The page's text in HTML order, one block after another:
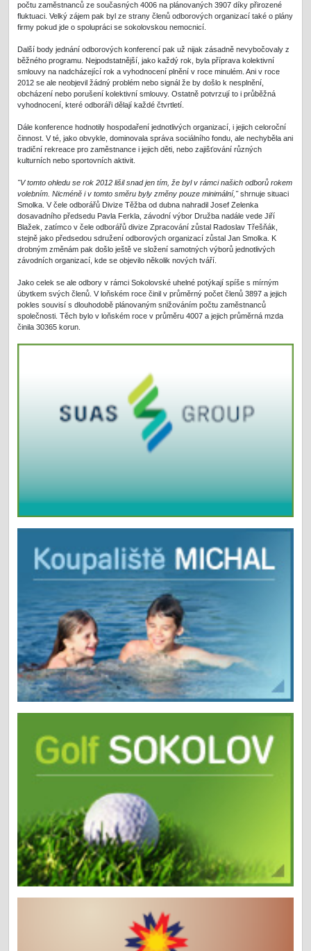
počtu zaměstnanců ze současných 4006 na plánovaných 3907 díky přirozené
fluktuaci. Velký zájem pak byl ze strany členů odborových organizací také o plány
firmy pokud jde o spolupráci se sokolovskou nemocnicí.
Další body jednání odborových konferencí pak už nijak zásadně nevybočovaly z
běžného programu. Nejpodstatnější, jako každý rok, byla příprava kolektivní
smlouvy na nadcházející rok a vyhodnocení plnění v roce minulém. Ani v roce
2012 se ale neobjevil žádný problém nebo signál že by došlo k nesplnění,
obcházení nebo porušení kolektivní smlouvy. Ostatně potvrzují to i průběžná
vyhodnocení, které odboráři dělají každé čtvrtletí.
Dále konference hodnotily hospodaření jednotlivých organizací, i jejich celoroční
činnost. V té, jako obvykle, dominovala správa sociálního fondu, ale nechyběla ani
tradiční rekreace pro zaměstnance i jejich děti, nebo zajišťování různých
kulturních nebo sportovních aktivit.
"V tomto ohledu se rok 2012 lišil snad jen tím, že byl v rámci našich odborů rokem
volebním. Nicméně i v tomto směru byly změny pouze minimální,"shrnuje situaci
Smolka. V čele odborářů Divize Těžba od dubna nahradil Josef Zelenka
dosavadního předsedu Pavla Ferkla, závodní výbor Družba nadále vede Jiří
Blažek, zatímco v čele odborářů divize Zpracování zůstal Radoslav Třešňák,
stejně jako předsedou sdružení odborových organizací zůstal Jan Smolka. K
drobným změnám pak došlo ještě ve složení samotných výborů jednotlivých
závodních organizací, kde se objevilo několik nových tváří.
Jako celek se ale odbory v rámci Sokolovské uhelné potýkají spíše s mírným
úbytkem svých členů. V loňském roce činil v průměrný počet členů 3897 a jejich
pokles souvisí s dlouhodobě plánovaným snižováním počtu zaměstnanců
společnosti. Těch bylo v loňském roce v průměru 4007 a jejich průměrná mzda
činila 30365 korun.